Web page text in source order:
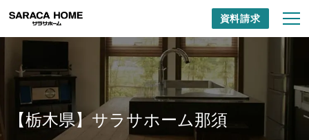
資料請求
【栃木県】サラサホーム那須